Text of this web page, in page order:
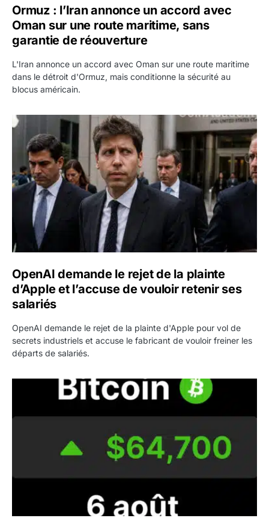
Ormuz : l’Iran annonce un accord avec
Oman sur une route maritime, sans
garantie de réouverture
L'Iran annonce un accord avec Oman sur une route maritime
dans le détroit d'Ormuz, mais conditionne la sécurité au
blocus américain.
OpenAI demande le rejet de la plainte d’Apple et
OpenAI demande le rejet de la plainte
d’Apple et l’accuse de vouloir retenir ses
salariés
OpenAI demande le rejet de la plainte d'Apple pour vol de
secrets industriels et accuse le fabricant de vouloir freiner les
départs de salariés.
Bitcoin grimpe au-dessus de 64 000 dollars avant